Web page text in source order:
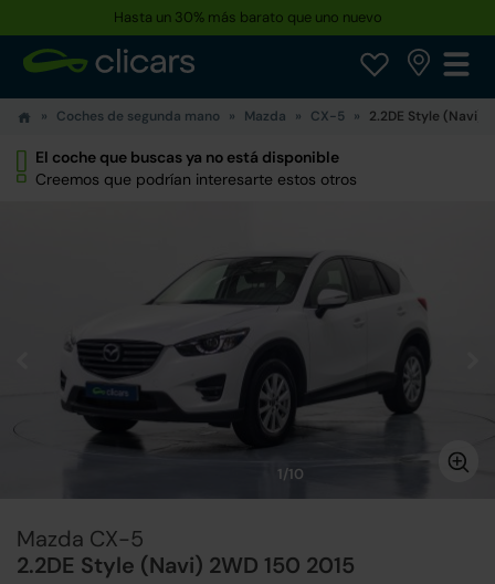
Hasta un 30% más barato que uno nuevo
Coches de segunda mano Mazda CX-5 2.2DE Style (Navi)
El coche que buscas ya no está disponible
Creemos que podrían interesarte estos otros
1/10
Mazda CX-5
2.2DE Style (Navi) 2WD 150 2015